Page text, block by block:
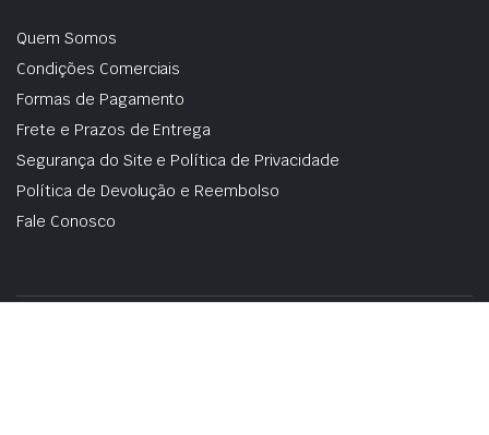
Quem Somos
Condições Comerciais
Formas de Pagamento
Frete e Prazos de Entrega
Segurança do Site e Política de Privacidade
Política de Devolução e Reembolso
Fale Conosco